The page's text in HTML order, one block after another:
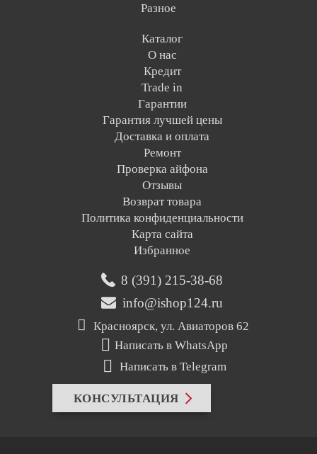
Разное
Каталог
О нас
Кредит
Trade in
Гарантии
Гарантия лучшей цены
Доставка и оплата
Ремонт
Проверка айфона
Отзывы
Возврат товара
Политика конфиденциальности
Карта сайта
Избранное
8 (391) 215-38-68
info@ishop124.ru
Красноярск, ул. Авиаторов 62
Написать в WhatsApp
Написать в Telegram
КОНСУЛЬТАЦИЯ